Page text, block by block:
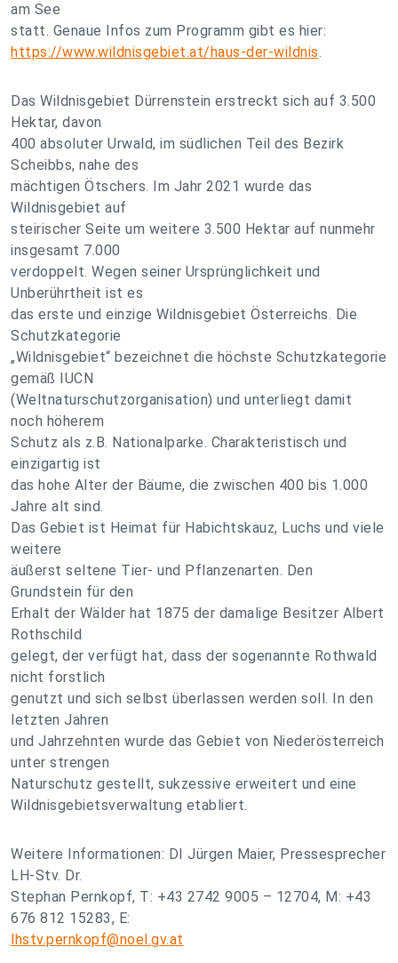
am See
statt. Genaue Infos zum Programm gibt es hier:
https://www.wildnisgebiet.at/haus-der-wildnis.
Das Wildnisgebiet Dürrenstein erstreckt sich auf 3.500
Hektar, davon
400 absoluter Urwald, im südlichen Teil des Bezirk
Scheibbs, nahe des
mächtigen Ötschers. Im Jahr 2021 wurde das
Wildnisgebiet auf
steirischer Seite um weitere 3.500 Hektar auf nunmehr
insgesamt 7.000
verdoppelt. Wegen seiner Ursprünglichkeit und
Unberührtheit ist es
das erste und einzige Wildnisgebiet Österreichs. Die
Schutzkategorie
„Wildnisgebiet“ bezeichnet die höchste Schutzkategorie
gemäß IUCN
(Weltnaturschutzorganisation) und unterliegt damit
noch höherem
Schutz als z.B. Nationalparke. Charakteristisch und
einzigartig ist
das hohe Alter der Bäume, die zwischen 400 bis 1.000
Jahre alt sind.
Das Gebiet ist Heimat für Habichtskauz, Luchs und viele
weitere
äußerst seltene Tier- und Pflanzenarten. Den
Grundstein für den
Erhalt der Wälder hat 1875 der damalige Besitzer Albert
Rothschild
gelegt, der verfügt hat, dass der sogenannte Rothwald
nicht forstlich
genutzt und sich selbst überlassen werden soll. In den
letzten Jahren
und Jahrzehnten wurde das Gebiet von Niederösterreich
unter strengen
Naturschutz gestellt, sukzessive erweitert und eine
Wildnisgebietsverwaltung etabliert.
Weitere Informationen: DI Jürgen Maier, Pressesprecher
LH-Stv. Dr.
Stephan Pernkopf, T: +43 2742 9005 – 12704, M: +43
676 812 15283, E:
lhstv.pernkopf@noel.gv.at